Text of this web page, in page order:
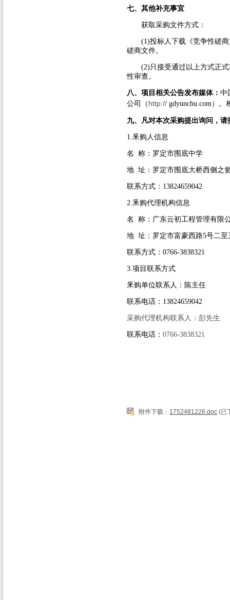
七、其他补充事宜
获取采购文件方式：
(1)投标人下载《竞争性磋
磋商文件。
(2)只接受通过以上方式正
性审查。
八、项目相关公告发布媒体： 中
公司（ http:// gdyunchu.com）。
九、凡对本次采购提出询问，
1.釆购人信息
名 称：罗定市围底中学
地 址：罗定市围底大桥西侧之
联系方式： 13824659042
2.釆购代理机构信息
名 称：广东云初工程管理有限
地 址：罗定市富豪西路5号二至
联系方式： 0766-3838321
3.项目联系方式
釆购单位联系人：陈主任
联系电话： 13824659042
采购代理机构联系人：彭先生
联系电话： 0766-3838321
附件下载： 1752481226.doc (已